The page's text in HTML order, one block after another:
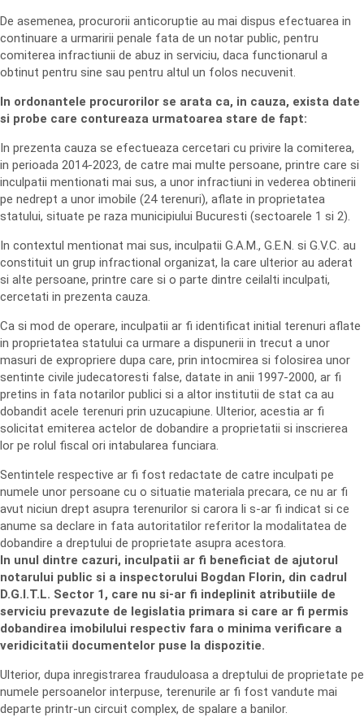
De asemenea, procurorii anticoruptie au mai dispus efectuarea in
continuare a urmaririi penale fata de un notar public, pentru
comiterea infractiunii de abuz in serviciu, daca functionarul a
obtinut pentru sine sau pentru altul un folos necuvenit.
In ordonantele procurorilor se arata ca, in cauza, exista date
si probe care contureaza urmatoarea stare de fapt:
In prezenta cauza se efectueaza cercetari cu privire la comiterea,
in perioada 2014-2023, de catre mai multe persoane, printre care si
inculpatii mentionati mai sus, a unor infractiuni in vederea obtinerii
pe nedrept a unor imobile (24 terenuri), aflate in proprietatea
statului, situate pe raza municipiului Bucuresti (sectoarele 1 si 2).
In contextul mentionat mai sus, inculpatii G.A.M., G.E.N. si G.V.C. au
constituit un grup infractional organizat, la care ulterior au aderat
si alte persoane, printre care si o parte dintre ceilalti inculpati,
cercetati in prezenta cauza.
Ca si mod de operare, inculpatii ar fi identificat initial terenuri aflate
in proprietatea statului ca urmare a dispunerii in trecut a unor
masuri de expropriere dupa care, prin intocmirea si folosirea unor
sentinte civile judecatoresti false, datate in anii 1997-2000, ar fi
pretins in fata notarilor publici si a altor institutii de stat ca au
dobandit acele terenuri prin uzucapiune. Ulterior, acestia ar fi
solicitat emiterea actelor de dobandire a proprietatii si inscrierea
lor pe rolul fiscal ori intabularea funciara.
Sentintele respective ar fi fost redactate de catre inculpati pe
numele unor persoane cu o situatie materiala precara, ce nu ar fi
avut niciun drept asupra terenurilor si carora li s-ar fi indicat si ce
anume sa declare in fata autoritatilor referitor la modalitatea de
dobandire a dreptului de proprietate asupra acestora.
In unul dintre cazuri, inculpatii ar fi beneficiat de ajutorul
notarului public si a inspectorului Bogdan Florin, din cadrul
D.G.I.T.L. Sector 1, care nu si-ar fi indeplinit atributiile de
serviciu prevazute de legislatia primara si care ar fi permis
dobandirea imobilului respectiv fara o minima verificare a
veridicitatii documentelor puse la dispozitie.
Ulterior, dupa inregistrarea frauduloasa a dreptului de proprietate pe
numele persoanelor interpuse, terenurile ar fi fost vandute mai
departe printr-un circuit complex, de spalare a banilor.